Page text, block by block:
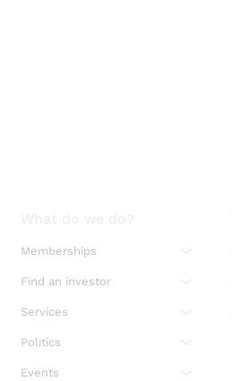
What do we do?
Memberships
Find an investor
Services
Politics
Events